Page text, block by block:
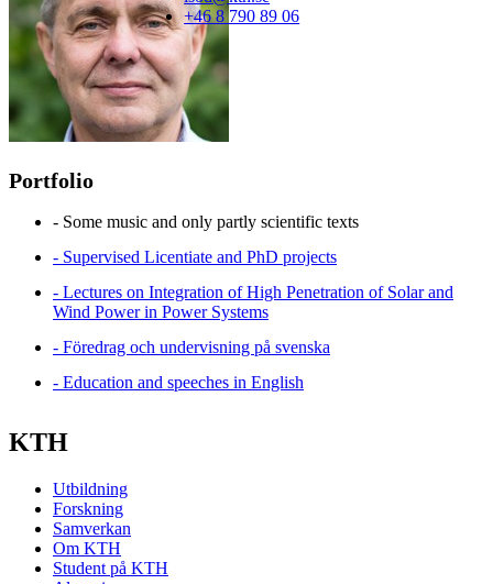
+46 8 790 89 06
Portfolio
- Some music and only partly scientific texts
- Supervised Licentiate and PhD projects
- Lectures on Integration of High Penetration of Solar and
Wind Power in Power Systems
- Föredrag och undervisning på svenska
- Education and speeches in English
KTH
Utbildning
Forskning
Samverkan
Om KTH
Student på KTH